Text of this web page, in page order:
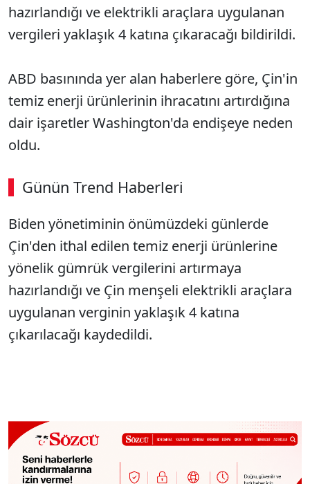
hazırlandığı ve elektrikli araçlara uygulanan
vergileri yaklaşık 4 katına çıkaracağı bildirildi.
ABD basınında yer alan haberlere göre, Çin'in
temiz enerji ürünlerinin ihracatını artırdığına
dair işaretler Washington'da endişeye neden
oldu.
Günün Trend Haberleri
00:02 / 02:14
Sesi Aç
Biden yönetiminin önümüzdeki günlerde
Çin'den ithal edilen temiz enerji ürünlerine
yönelik gümrük vergilerini artırmaya
hazırlandığı ve Çin menşeli elektrikli araçlara
uygulanan verginin yaklaşık 4 katına
çıkarılacağı kaydedildi.